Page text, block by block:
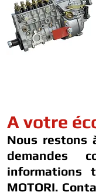
A votre
Nous restons
demandes
informations
MOTORI.